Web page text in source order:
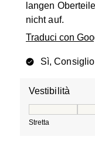
langen
nicht auf.
Traduci con
Sì,
Vestibilità
Stretta